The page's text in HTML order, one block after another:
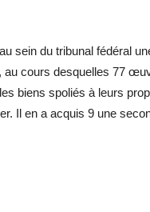
sein du tribunal fédéral
cours desquelles 77
biens spoliés à leurs
Il en a acquis 9 une